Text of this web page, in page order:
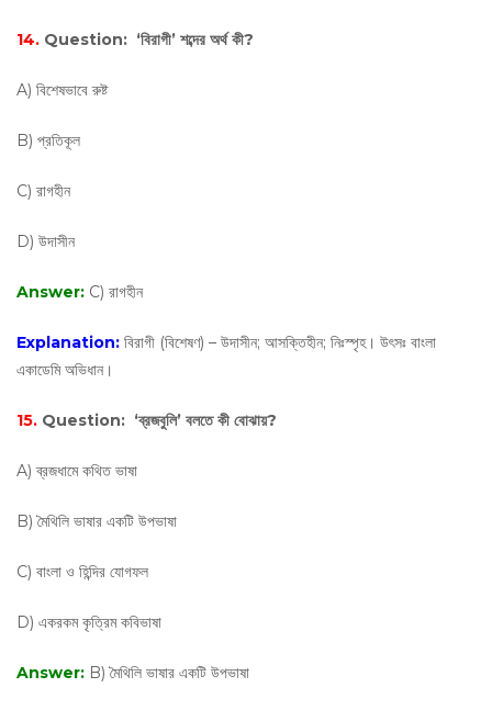
14. Question: ‘বিরাগী’ শব্দের অর্থ কী?
A) বিশেষভাবে রুষ্ট
B) প্রতিকূল
C) রাগহীন
D) উদাসীন
Answer: C) রাগহীন
Explanation: বিরাগী (বিশেষণ) – উদাসীন; আসক্তিহীন; নিঃস্পৃহ। উৎসঃ বাংলা
একাডেমি অভিধান।
15. Question: ‘ব্রজবুলি’ বলতে কী বোঝায়?
A) ব্রজধামে কথিত ভাষা
B) মৈথিলি ভাষার একটি উপভাষা
C) বাংলা ও হিন্দির যোগফল
D) একরকম কৃত্রিম কবিভাষা
Answer: B) মৈথিলি ভাষার একটি উপভাষা